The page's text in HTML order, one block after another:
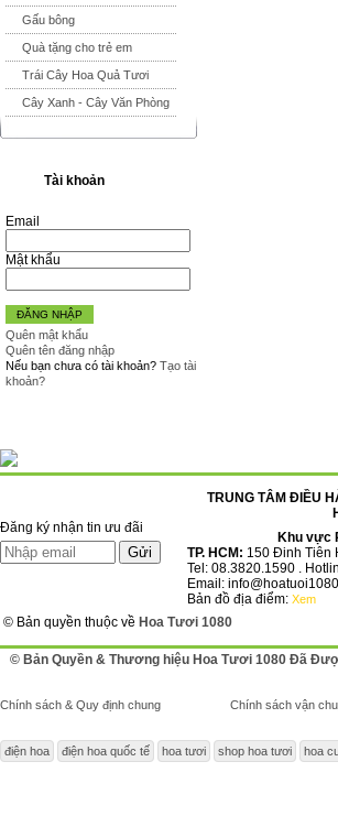
Gấu bông
Quà tặng cho trẻ em
Trái Cây Hoa Quả Tươi
Cây Xanh - Cây Văn Phòng
Tài khoản
Email
Mật khẩu
ĐĂNG NHẬP
Quên mật khẩu
Quên tên đăng nhập
Nếu bạn chưa có tài khoản? Tạo tài
khoản?
Đăng ký nhận tin ưu đãi
TRUNG TÂM ĐIỀU
Khu vực
TP. HCM: 150 Đinh Tiên
Tel: 08.3820.1590 .
Email:
Bản đồ địa điểm: Xem
© Bản quyền thuộc về Hoa Tươi 1080
© Bản Quyền & Thương hiệu Hoa Tươi 1080 Đã
Chính sách & Quy định chung Chính sách vận
điện hoa điện hoa quốc tế hoa tươi shop hoa tươi hoa